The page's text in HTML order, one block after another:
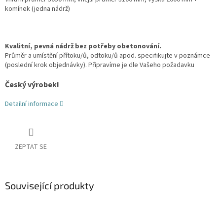
komínek(jedna nádrž)
Kvalitní, pevná nádrž bez potřeby obetonování.
Průměr a umístění přítoku/ů, odtoku/ů apod. specifikujte v poznámce
(poslední krok objednávky). Připravíme je dle Vašeho požadavku
Český výrobek!
Detailní informace
ZEPTAT SE
Související produkty